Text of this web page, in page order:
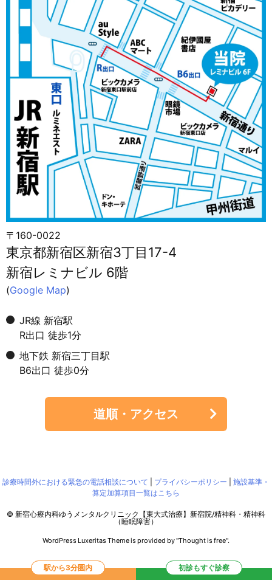
〒160-0022
東京都新宿区新宿3丁目17-4
新宿レミナビル 6階
(Google Map)
JR線 新宿駅
R出口 徒歩1分
地下鉄 新宿三丁目駅
B6出口 徒歩0分
道順・アクセス
診療時間外における緊急の電話相談について プライバシーポリシー
施設基準・
算定加算項目一覧はこちら
© 新宿心療内科ゆうメンタルクリニック【東大式治療】新宿院/精神科・精神科
（睡眠障害）
WordPress Luxeritas Theme is provided by "Thought is free".
駅から3分圏内 初診もすぐ診察